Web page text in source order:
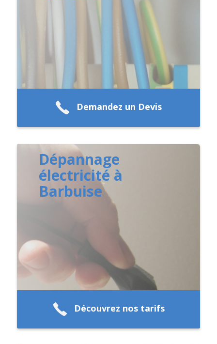
Demandez un Devis
Dépannage
électricité à
Barbuise
Découvrez nos tarifs